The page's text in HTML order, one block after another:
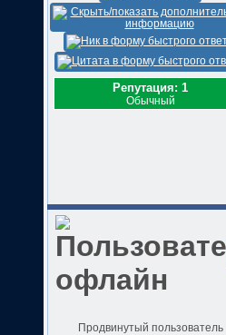
Репутация: 1
Обычный
Продвинутый пользователь